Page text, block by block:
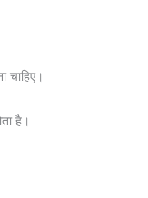
चाहिए।
है।